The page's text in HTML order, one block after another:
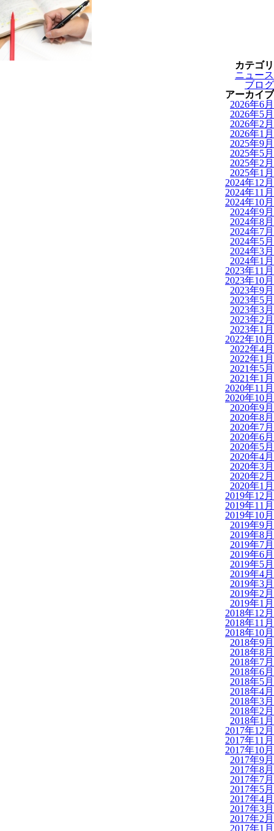
カテゴリ
ニュース
ブログ
アーカイブ
2026年6月
2026年5月
2026年2月
2026年1月
2025年9月
2025年5月
2025年2月
2025年1月
2024年12月
2024年11月
2024年10月
2024年9月
2024年8月
2024年7月
2024年5月
2024年3月
2024年1月
2023年11月
2023年10月
2023年9月
2023年5月
2023年3月
2023年2月
2023年1月
2022年10月
2022年4月
2022年1月
2021年5月
2021年1月
2020年11月
2020年10月
2020年9月
2020年8月
2020年7月
2020年6月
2020年5月
2020年4月
2020年3月
2020年2月
2020年1月
2019年12月
2019年11月
2019年10月
2019年9月
2019年8月
2019年7月
2019年6月
2019年5月
2019年4月
2019年3月
2019年2月
2019年1月
2018年12月
2018年11月
2018年10月
2018年9月
2018年8月
2018年7月
2018年6月
2018年5月
2018年4月
2018年3月
2018年2月
2018年1月
2017年12月
2017年11月
2017年10月
2017年9月
2017年8月
2017年7月
2017年5月
2017年4月
2017年3月
2017年2月
2017年1月